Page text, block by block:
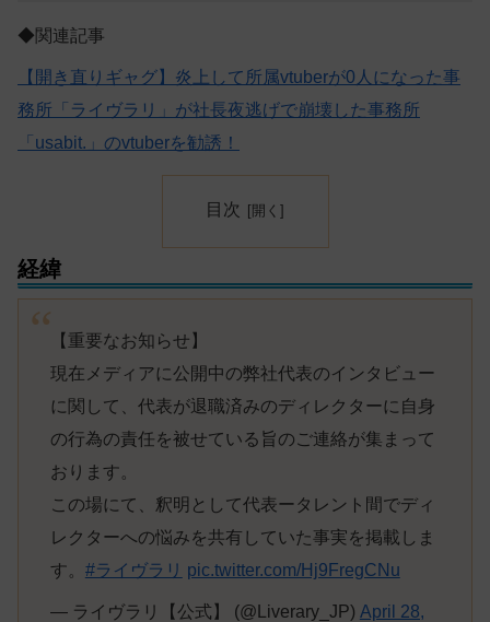
◆関連記事
【開き直りギャグ】炎上して所属vtuberが0人になった事
務所「ライヴラリ」が社長夜逃げで崩壊した事務所
「usabit.」のvtuberを勧誘！
目次
経緯
【重要なお知らせ】
現在メディアに公開中の弊社代表のインタビュー
に関して、代表が退職済みのディレクターに自身
の行為の責任を被せている旨のご連絡が集まって
おります。
この場にて、釈明として代表ータレント間でディ
レクターへの悩みを共有していた事実を掲載しま
す。 #ライヴラリ pic.twitter.com/Hj9FregCNu
— ライヴラリ【公式】 (@Liverary_JP) April 28,